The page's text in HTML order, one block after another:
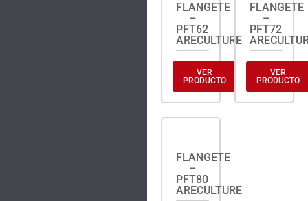
FLANGETE
–
PFT62
ARECULTURE
VER
PRODUCTO
FLANGETE
–
PFT72
VER
PRODUCTO
FLANGETE
–
PFT80
ARECULTURE